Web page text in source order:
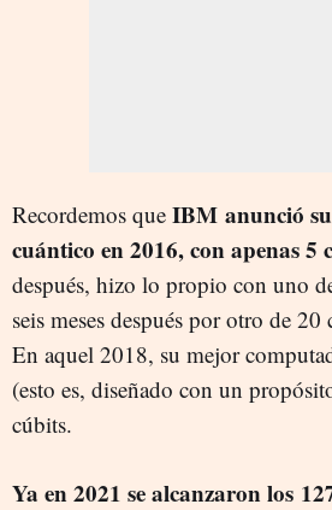
Recordemos que IBM anunció
cuántico en 2016, con apenas 5
después, hizo lo propio con uno
seis meses después por otro de
En aquel 2018, su mejor
(esto es, diseñado con un
cúbits.
Ya en 2021 se alcanzaron los